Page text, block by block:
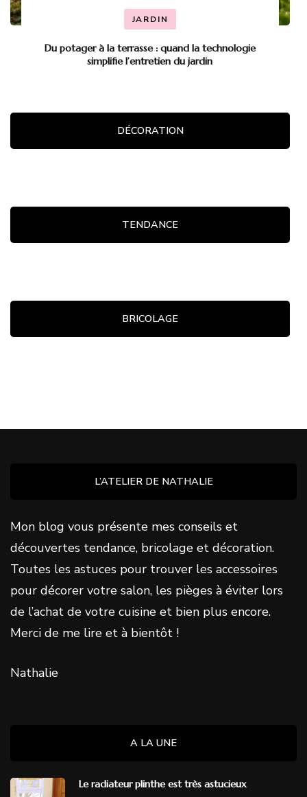
JARDIN
Du potager à la terrasse : quand la technologie
simplifie l’entretien du jardin
DÉCORATION
TENDANCE
BRICOLAGE
L’ATELIER DE NATHALIE
Mon blog vous présente mes conseils et
découvertes tendance, bricolage et décoration.
Toutes les astuces pour trouver les accessoires
pour décorer votre salon, les pièges à éviter lors
de l’achat de votre cuisine et bien plus encore.
Merci de me lire et à bientôt !
Nathalie
A LA UNE
Le radiateur plinthe est très astucieux